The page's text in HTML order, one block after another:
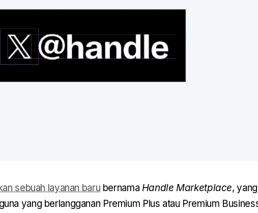
sebuah layanan baru bernama Handle Marketplace, yang
yang berlangganan Premium Plus atau Premium